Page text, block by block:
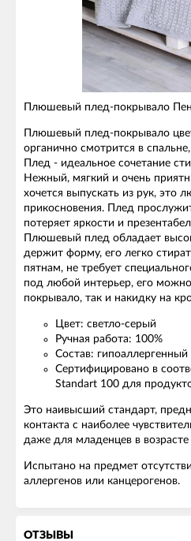
Плюшевый плед-покрывало
Плюшевый плед-покрывало
органично смотрится в
Плед - идеальное сочетание
Нежный, мягкий и очень
хочется выпускать из рук, это
прикосновения. Плед
потеряет яркости и
Плюшевый плед обладает
держит форму, его легко
пятнам, не требует
под любой интерьер, его можно
покрывало, так и накидку на
Цвет: светло-серый
Ручная работа: 100%
Состав:
Сертифицировано в
Standart 100 для
Это наивысший стандарт,
контакта с наиболее
даже для младенцев в возрасте
Испытано на предмет
аллергенов или канцерогенов.
ОТЗЫВЫ